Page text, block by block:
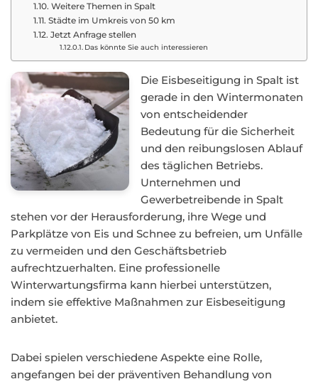
Weitere Themen in Spalt
Städte im Umkreis von 50 km
Jetzt Anfrage stellen
Das könnte Sie auch interessieren
Die Eisbeseitigung in Spalt ist
gerade in den Wintermonaten
von entscheidender
Bedeutung für die Sicherheit
und den reibungslosen Ablauf
des täglichen Betriebs.
Unternehmen und
Gewerbetreibende in Spalt
stehen vor der Herausforderung, ihre Wege und
Parkplätze von Eis und Schnee zu befreien, um Unfälle
zu vermeiden und den Geschäftsbetrieb
aufrechtzuerhalten. Eine professionelle
Winterwartungsfirma kann hierbei unterstützen,
indem sie effektive Maßnahmen zur Eisbeseitigung
anbietet.
Dabei spielen verschiedene Aspekte eine Rolle,
angefangen bei der präventiven Behandlung von